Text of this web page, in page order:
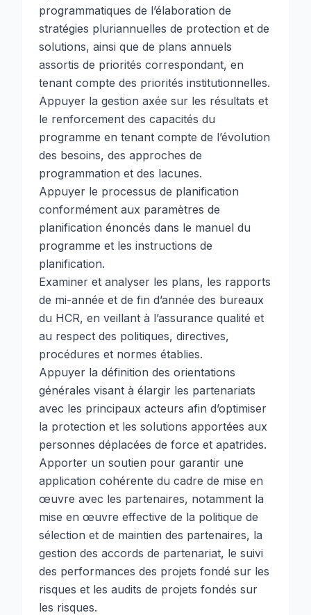
programmatiques de l’élaboration de
stratégies pluriannuelles de protection et de
solutions, ainsi que de plans annuels
assortis de priorités correspondant, en
tenant compte des priorités institutionnelles.
Appuyer la gestion axée sur les résultats et
le renforcement des capacités du
programme en tenant compte de l’évolution
des besoins, des approches de
programmation et des lacunes.
Appuyer le processus de planification
conformément aux paramètres de
planification énoncés dans le manuel du
programme et les instructions de
planification.
Examiner et analyser les plans, les rapports
de mi-année et de fin d’année des bureaux
du HCR, en veillant à l’assurance qualité et
au respect des politiques, directives,
procédures et normes établies.
Appuyer la définition des orientations
générales visant à élargir les partenariats
avec les principaux acteurs afin d’optimiser
la protection et les solutions apportées aux
personnes déplacées de force et apatrides.
Apporter un soutien pour garantir une
application cohérente du cadre de mise en
œuvre avec les partenaires, notamment la
mise en œuvre effective de la politique de
sélection et de maintien des partenaires, la
gestion des accords de partenariat, le suivi
des performances des projets fondé sur les
risques et les audits de projets fondés sur
les risques.